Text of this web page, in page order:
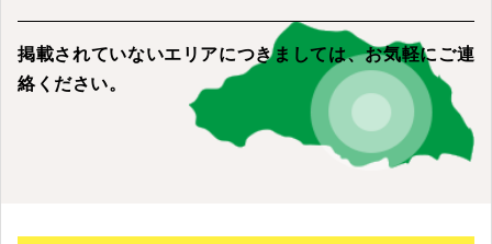
掲載されていないエリアにつきましては、お気軽にご連
絡ください。